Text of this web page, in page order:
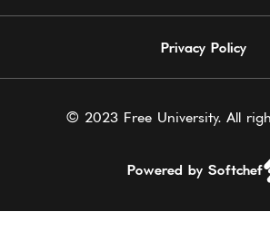
Privacy Policy
© 2023 Free University. All
Powered by Softchef